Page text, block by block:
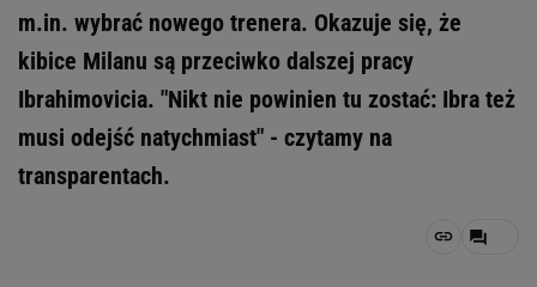
m.in. wybrać nowego trenera. Okazuje się, że
kibice Milanu są przeciwko dalszej pracy
Ibrahimovicia. "Nikt nie powinien tu zostać: Ibra też
musi odejść natychmiast" - czytamy na
transparentach.